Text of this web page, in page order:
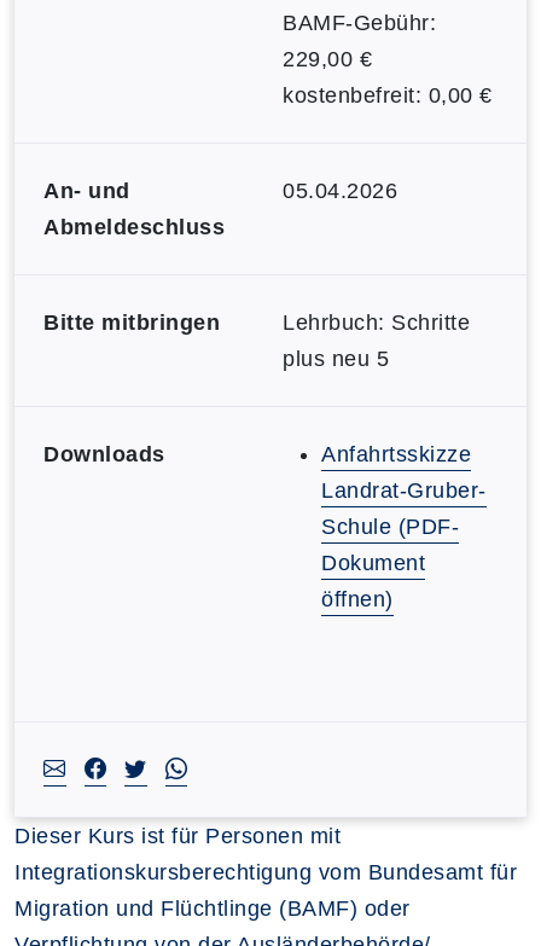
BAMF-Gebühr:
229,00 €
kostenbefreit: 0,00 €
An- und
Abmeldeschluss
05.04.2026
Bitte mitbringen
Lehrbuch: Schritte
plus neu 5
Downloads
Anfahrtsskizze
Landrat-Gruber-
Schule (PDF-
Dokument
öffnen)
Dieser Kurs ist für Personen mit
Integrationskursberechtigung vom Bundesamt für
Migration und Flüchtlinge (BAMF) oder